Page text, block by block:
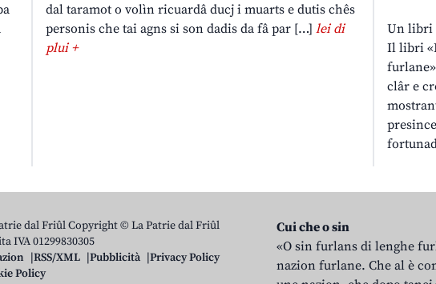
dal taramot o volìn ricuardâ ducj i muarts e dutis chês
personis che tai agns si son dadis da fâ par […] lei di
plui +
Un libri
Il libri
clâr e
dal Friûl Copyright © La Patrie dal Friûl
IVA 01299830305
RSS/XML Pubblicità
Privacy Policy
Policy
Cui che o sin
«O sin furlans di lenghe
nazion furlane. Che al è